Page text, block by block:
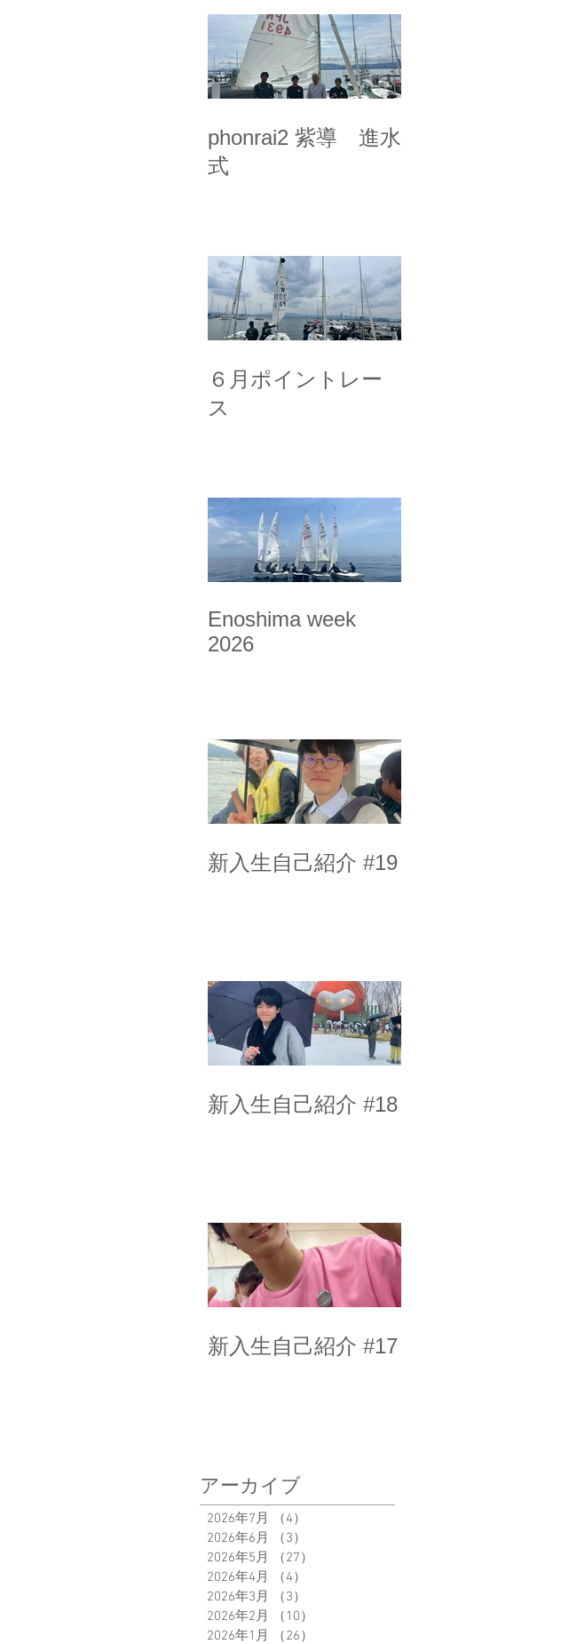
phonrai2 紫導 進水
式
６月ポイントレー
ス
Enoshima week
2026
新入生自己紹介 #19
新入生自己紹介 #18
新入生自己紹介 #17
アーカイブ
2026年7月 （4）
2026年6月
（3）
2026年5月
（27）
2026年4月
（4）
2026年3月
（3）
2026年2月
（10）
2026年1月
（26）